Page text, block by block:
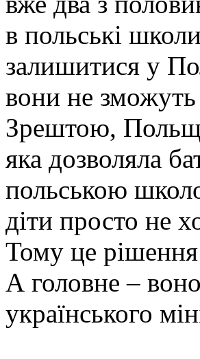
в польські
залишитися у
вони не
Зрештою,
яка дозволяла
польською
діти просто не
Тому це
А головне –
українського